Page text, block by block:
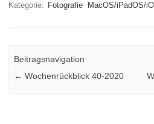
Kategorie: Fotografie MacOS/iPadOS/
Beitragsnavigation
← Wochenrückblick 40-2020